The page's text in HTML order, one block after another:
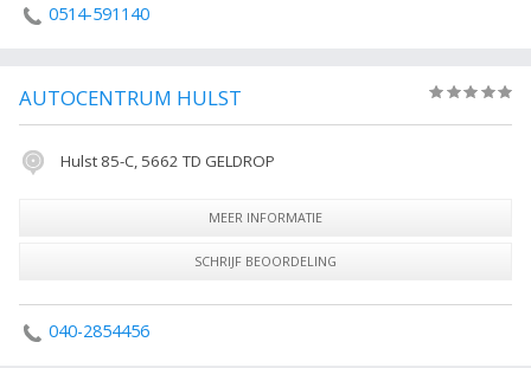
0514-591140
AUTOCENTRUM HULST
Hulst 85-C, 5662 TD GELDROP
MEER INFORMATIE
SCHRIJF BEOORDELING
040-2854456